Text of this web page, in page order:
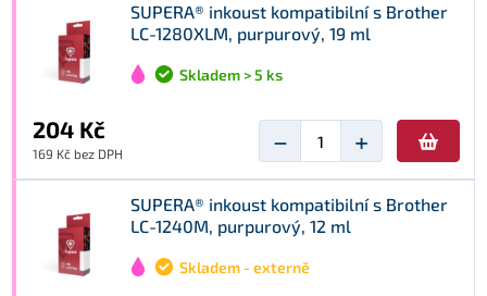
SUPERA® inkoust kompatibilní s Brother
LC-1280XLM, purpurový, 19 ml
Skladem > 5 ks
204 Kč
169 Kč bez DPH − +
SUPERA® inkoust kompatibilní s Brother
LC-1240M, purpurový, 12 ml
Skladem - externě